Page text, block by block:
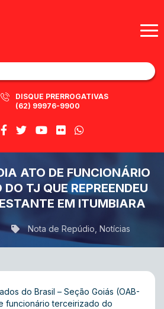
DISQUE PRERROGATIVAS
(62) 99976-9900
ATO DE FUNCIONÁRIO
TJ QUE REPREENDEU
EM ITUMBIARA
Nota de Repúdio Notícias
do Brasil – Seção Goiás (OAB-
funcionário terceirizado do